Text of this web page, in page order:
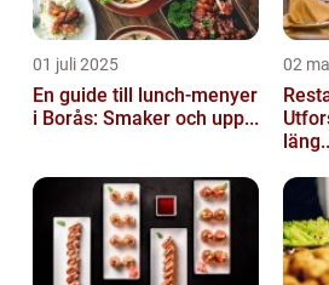
01 juli 2025
En guide till lunch-menyer
i Borås: Smaker och upp...
02